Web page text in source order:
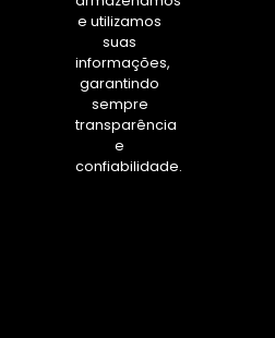
e utilizamos
suas
informações,
garantindo
sempre
transparência
e
confiabilidade.